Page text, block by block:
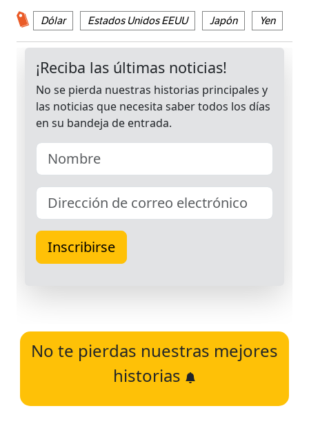
Dólar Estados Unidos EEUU Japón Yen
No te pierdas nuestras mejores
historias